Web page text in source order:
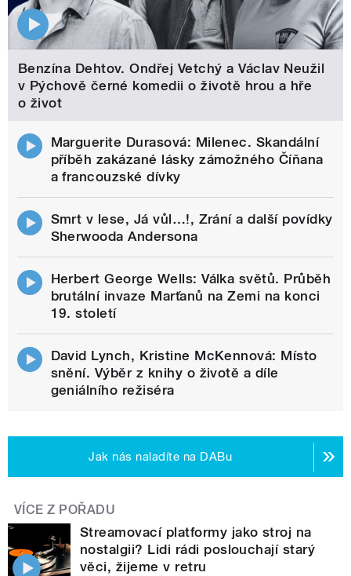
Benzína Dehtov. Ondřej Vetchý a Václav Neužil
v Pýchově černé komedii o životě hrou a hře
o život
Marguerite Durasová: Milenec. Skandální
příběh zakázané lásky zámožného Číňana
a francouzské dívky
Smrt v lese, Já vůl…!, Zrání a další povídky
Sherwooda Andersona
Herbert George Wells: Válka světů. Průběh
brutální invaze Marťanů na Zemi na konci
19. století
David Lynch, Kristine McKennová: Místo
snění. Výběr z knihy o životě a díle
geniálního režiséra
Jak nás naladíte na DABu
VÍCE Z POŘADU
Streamovací platformy jako stroj na
nostalgii? Lidi rádi poslouchají starý
věci, žijeme v retru